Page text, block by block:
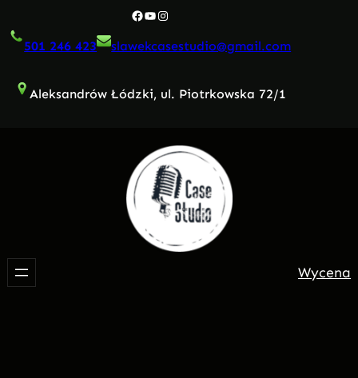
do
Facebook
YouTube
Instagram
501 246 423 slawekcasestudio@gmail.com
Aleksandrów Łódzki, ul. Piotrkowska 72/1
Wycena